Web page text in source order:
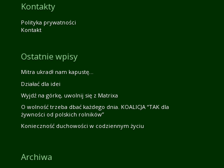
Kontakty
Polityka prywatności
Kontakt
Ostatnie wpisy
Mitra ukradł nam kapustę…
Działać dla idei
Wyjdź na górkę, uwolnij się z Matrixa
O wolność trzeba dbać każdego dnia. KOALICJA “TAK dla
żywności od polskich rolników”
Konieczność duchowości w codziennym życiu
Archiwa